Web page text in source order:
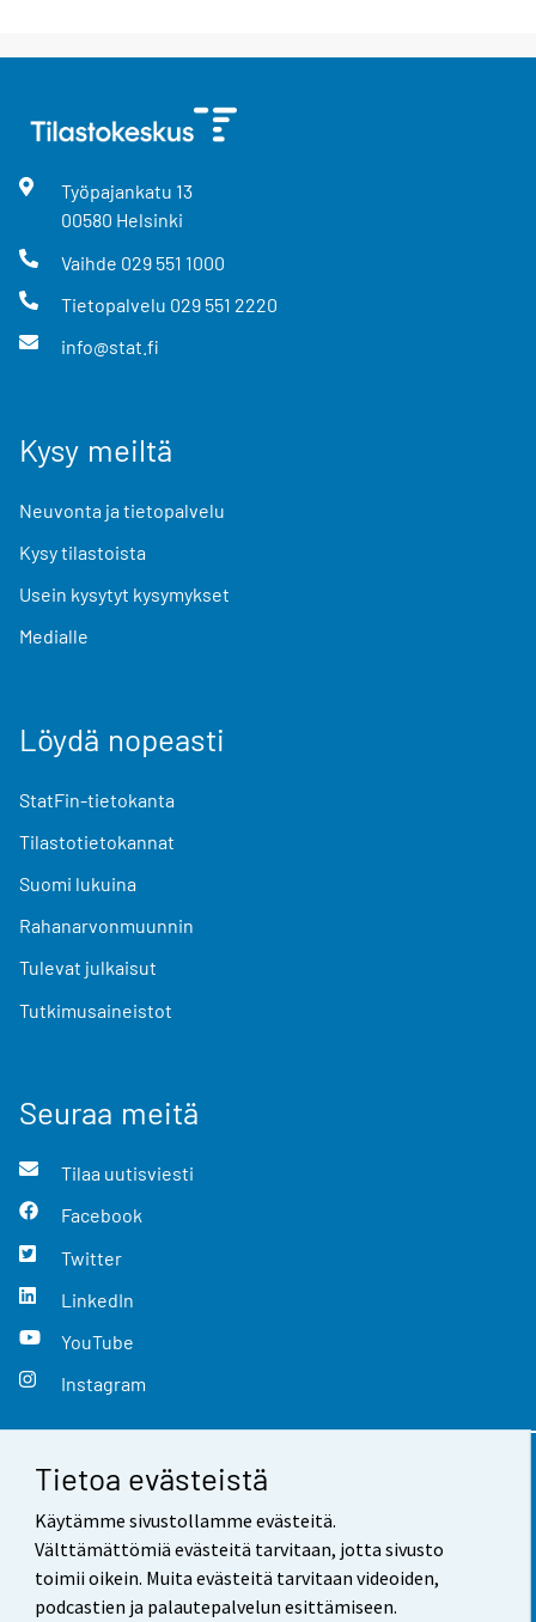
Tietoa evästeistä
Käytämme sivustollamme evästeitä.
Välttämättömiä evästeitä tarvitaan, jotta sivusto
toimii oikein. Muita evästeitä tarvitaan videoiden,
podcastien ja palautepalvelun esittämiseen.
Työpajankatu 13
00580 Helsinki
Vaihde 029 551 1000
Tietopalvelu 029 551 2220
info@stat.fi
Kysy meiltä
Neuvonta ja tietopalvelu
Kysy tilastoista
Usein kysytyt kysymykset
Medialle
Löydä nopeasti
StatFin-tietokanta
Tilastotietokannat
Suomi lukuina
Rahanarvonmuunnin
Tulevat julkaisut
Tutkimusaineistot
Seuraa meitä
Tilaa uutisviesti
Facebook
Twitter
LinkedIn
YouTube
Instagram
Yhteystiedot
Palaute
Käyttöehdot